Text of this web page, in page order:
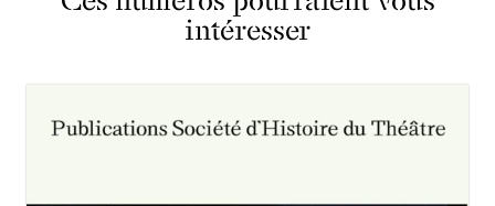
intéresser